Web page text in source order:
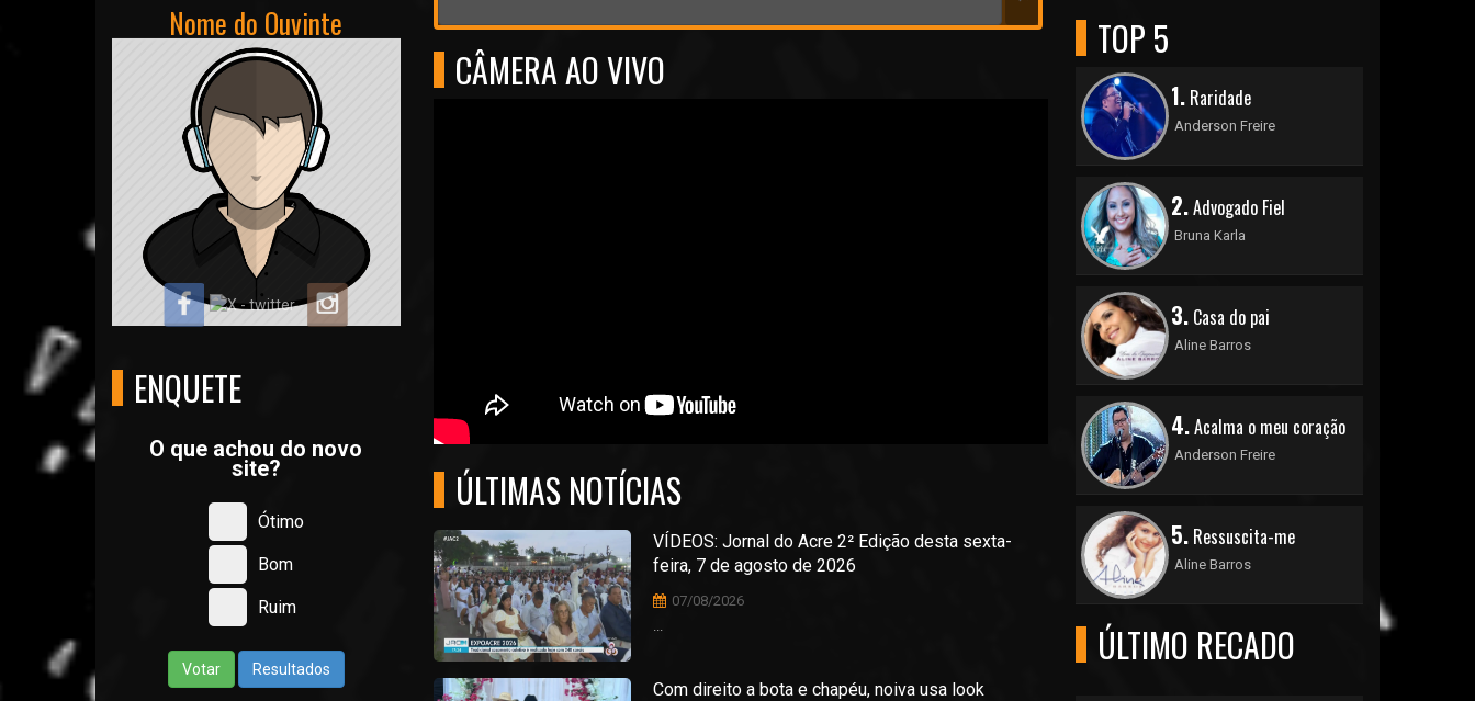
Nome do Ouvinte
ENQUETE
O que achou do novo
site?
Ótimo
Bom
Ruim
Votar Resultados
CÂMERA AO VIVO
ÚLTIMAS NOTÍCIAS
VÍDEOS: Jornal do Acre 2² Edição desta sexta-
feira, 7 de agosto de 2026
07/08/2026
Com direito a bota e chapéu, noiva usa look
TOP 5
1.Raridade
Anderson Freire
2.Advogado Fiel
Bruna Karla
3.Casa do pai
Aline Barros
4.Acalma o meu coração
Anderson Freire
5.Ressuscita-me
Aline Barros
ÚLTIMO RECADO